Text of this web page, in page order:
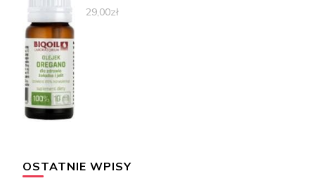
29,00zł
OSTATNIE WPISY